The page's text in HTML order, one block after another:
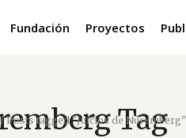
Fundación Proyectos
Tag
/Posts tagged "Juicios de Núremberg"